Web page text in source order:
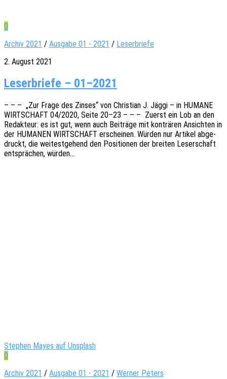
0
Archiv 2021 / Ausgabe 01 - 2021 / Leserbriefe
2. August 2021
Leserbriefe – 01–2021
– – – „Zur Frage des Zinses“ von Chris­ti­an J. Jäggi – in HUMANE
WIRTSCHAFT 04/2020, Seite 20–23 – – – Zuerst ein Lob an den
Redak­teur: es ist gut, wenn auch Beiträ­ge mit konträ­ren Ansich­ten in
der HUMANEN WIRTSCHAFT erschei­nen. Würden nur Arti­kel abge­
druckt, die weitest­ge­hend den Posi­tio­nen der brei­ten Leser­schaft
entsprä­chen, würden…
Stephen Mayes auf Unsplash
0
Archiv 2021 / Ausgabe 01 - 2021 / Werner Peters